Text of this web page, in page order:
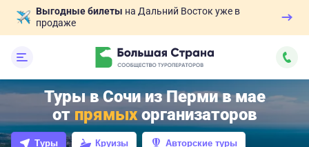
Выгодные билеты на Дальний Восток уже в
продаже
Туры в Сочи из Перми в мае
от прямых организаторов
Туры Круизы Авторские туры